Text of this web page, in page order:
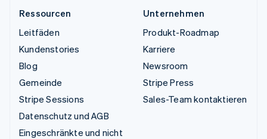
Ressourcen
Leitfäden
Kundenstories
Blog
Gemeinde
Stripe Sessions
Datenschutz und AGB
Eingeschränkte und nicht
Unternehmen
Produkt-Roadmap
Karriere
Newsroom
Stripe Press
Sales-Team kontaktieren